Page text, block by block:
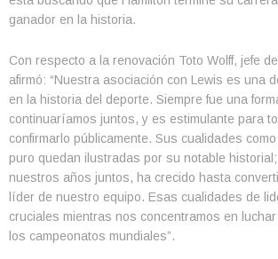
ganador en la historia.
Con respecto a la renovación Toto Wolff, jefe
afirmó: “Nuestra asociación con Lewis es una
en la historia del deporte. Siempre fue una
continuaríamos juntos, y es estimulante para
confirmarlo públicamente. Sus cualidades
puro quedan ilustradas por su notable
nuestros años juntos, ha crecido hasta
líder de nuestro equipo. Esas cualidades de
cruciales mientras nos concentramos en
los campeonatos mundiales”.